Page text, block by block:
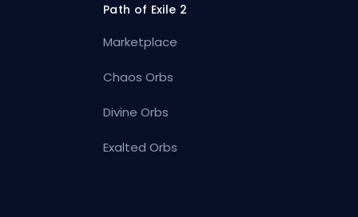
Path of Exile 2
Marketplace
Chaos Orbs
Divine Orbs
Exalted Orbs